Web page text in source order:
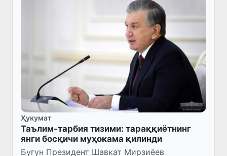
Ҳукумат
Таълим-тарбия тизими: тараққиётнинг
янги босқичи муҳокама қилинди
Бугун Президент Шавкат Мирзиёев